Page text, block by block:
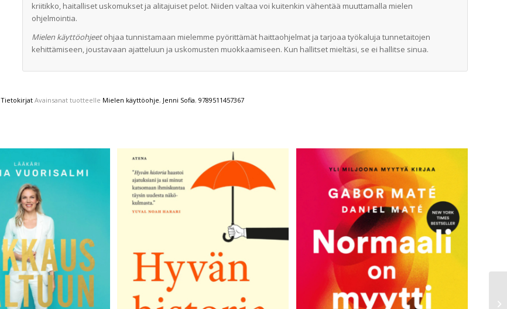
kriitikko, haitalliset uskomukset ja alitajuiset pelot. Niiden valtaa voi kuitenkin vähentää muuttamalla mielen
ohjelmointia.
Mielen käyttöohjeetohjaa tunnistamaan mielemme pyörittämät haittaohjelmat ja tarjoaa työkaluja tunnetaitojen
kehittämiseen, joustavaan ajatteluun ja uskomusten muokkaamiseen. Kun hallitset mieltäsi, se ei hallitse sinua.
Tietokirjat Avainsanat tuotteelle Mielen käyttöohje, Jenni Sofia, 9789511457367